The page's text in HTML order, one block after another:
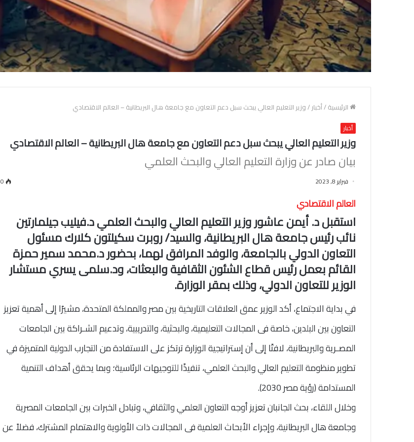
الرئيسية/أخبار/وزير التعليم العالي يبحث سبل دعم التعاون مع جامعة هال البريطانية – العالم الاقتصادي
أخبار
وزير التعليم العالي يبحث سبل دعم التعاون مع جامعة هال البريطانية – العالم الاقتصادي
بيان صادر عن وزارة التعليم العالي والبحث العلمي
فبراير 8, 2023 0
العالم الاقتصادي
استقبل د. أيمن عاشور وزير التعليم العالي والبحث العلمي د.فيليب جيلمارتين
نائب رئيس جامعة هال البريطانية، والسيد/ روبرت سكيلتون كلارك مسئول
التعاون الدولي بالجامعة، والوفد المرافق لهما، بحضور د.محمد سمير حمزة
القائم بعمل رئيس قطاع الشئون الثقافية والبعثات، ود.سلمى يسري مستشار
الوزير للتعاون الدولي، وذلك بمقر الوزارة.
في بداية الاجتماع، أكد الوزير عمق العلاقات التاريخية بين مصر والمملكة المتحدة، مشيرًا إلى أهمية تعزيز
التعاون بين البلدين، خاصة فى المجالات التعليمية، والبحثية، والتدريبية، وتدعيم الشـراكة بين الجامعات
المصـرية والبريطانية، لافتًا إلى أن إستراتيجية الوزارة ترتكز على الاستفادة من التجارب الدولية المتميزة في
تطوير منظومة التعليم العالي والبحث العلمي، تنفيذًا للتوجيهات الرئاسية؛ وبما يحقق أهداف التنمية
المستدامة (رؤية مصر 2030).
وخلال اللقاء، بحث الجانبان تعزيز أوجه التعاون العلمي والثقافي، وتبادل الخبرات بين الجامعات المصرية
وجامعة هال البريطانية، وإجراء الأبحاث العلمية فى المجالات ذات الأولوية والاهتمام المشترك، فضلاً عن